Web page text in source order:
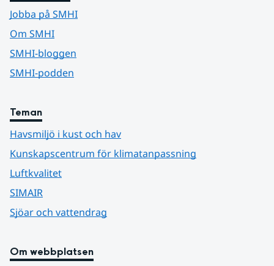
Jobba på SMHI
Om SMHI
SMHI-bloggen
SMHI-podden
Teman
Havsmiljö i kust och hav
Kunskapscentrum för klimatanpassning
Luftkvalitet
SIMAIR
Sjöar och vattendrag
Om webbplatsen